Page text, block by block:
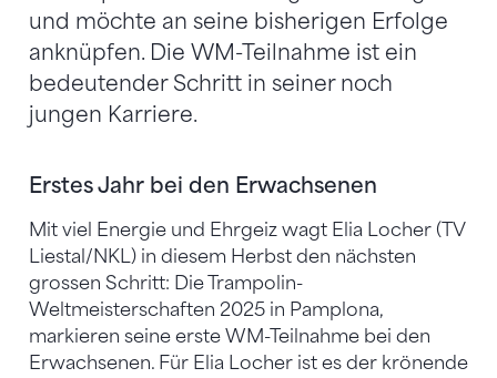
und möchte an seine bisherigen Erfolge
anknüpfen. Die WM-Teilnahme ist ein
bedeutender Schritt in seiner noch
jungen Karriere.
Erstes Jahr bei den Erwachsenen
Mit viel Energie und Ehrgeiz wagt Elia Locher (TV
Liestal/NKL) in diesem Herbst den nächsten
grossen Schritt: Die Trampolin-
Weltmeisterschaften 2025 in Pamplona,
markieren seine erste WM-Teilnahme bei den
Erwachsenen. Für Elia Locher ist es der krönende